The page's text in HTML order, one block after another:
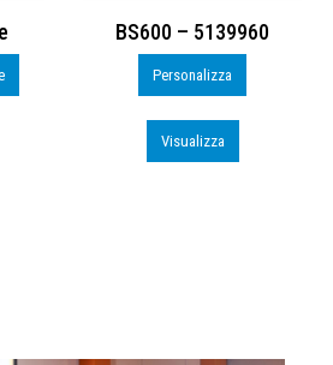
BS600 – 5139960
Personalizza
Visualizza